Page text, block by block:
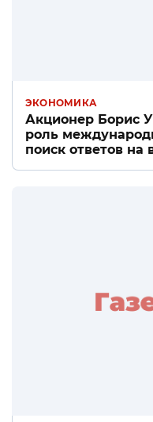
ЭКОНОМИКА
Акционер Борис
роль
поиск ответов